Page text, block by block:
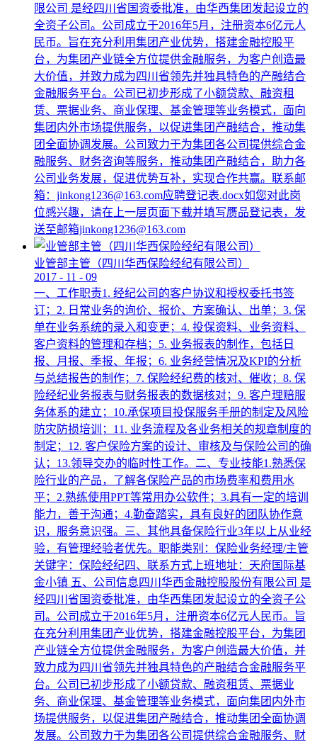
限公司 是经四川省国资委批准，由华西集团发起设立的
全资子公司。公司成立于2016年5月，注册资本6亿元人
民币。旨在充分利用集团产业优势，搭建金融控股平
台，为集团产业链全方位提供金融服务，为客户创造最
大价值，并致力成为四川省领先并独具特色的产融结合
金融服务平台。公司已初步形成了小额贷款、融资租
赁、票据业务、商业保理、基金管理等业务模式，面向
集团内外市场提供服务，以促进集团产融结合，推动集
团全面协调发展。公司致力于为集团各公司提供综合金
融服务、财务咨询等服务，推动集团产融结合，助力各
公司业务发展，促进优势互补，实现合作共赢。联系邮
箱：jinkong1236@163.com应聘登记表.docx如您对此岗
位感兴趣，请在上一层页面下载并填写赝品登记表，发
送至邮箱jinkong1236@163.com
业管部主管（四川华西保险经纪有限公司）
2017 - 11 - 09
一、工作职责1. 经纪公司的客户协议和授权委托书签
订；2. 日常业务的询价、报价、方案确认、出单；3. 保
单在业务系统的录入和变更；4. 投保资料、业务资料、
客户资料的管理和存档；5. 业务报表的制作，包括日
报、月报、季报、年报；6. 业务经营情况及KPI的分析
与总结报告的制作；7. 保险经纪费的核对、催收；8. 保
险经纪业务报表与财务报表的数据核对；9. 客户理赔服
务体系的建立；10.承保项目投保服务手册的制定及风险
防灾防损培训；11. 业务流程及各业务相关的规章制度的
制定；12. 客户保险方案的设计、审核及与保险公司的确
认；13.领导交办的临时性工作。二、专业技能1.熟悉保
险行业的产品，了解各保险产品的市场费率和费用水
平；2.熟练使用PPT等常用办公软件；3.具有一定的培训
能力，善于沟通；4.勤奋踏实，具有良好的团队协作意
识，服务意识强。三、其他具备保险行业3年以上从业经
验，有管理经验者优先。职能类别：保险业务经理/主管
关键字：保险经纪四、联系方式上班地址：天府国际基
金小镇 五、公司信息四川华西金融控股股份有限公司 是
经四川省国资委批准，由华西集团发起设立的全资子公
司。公司成立于2016年5月，注册资本6亿元人民币。旨
在充分利用集团产业优势，搭建金融控股平台，为集团
产业链全方位提供金融服务，为客户创造最大价值，并
致力成为四川省领先并独具特色的产融结合金融服务平
台。公司已初步形成了小额贷款、融资租赁、票据业
务、商业保理、基金管理等业务模式，面向集团内外市
场提供服务，以促进集团产融结合，推动集团全面协调
发展。公司致力于为集团各公司提供综合金融服务、财